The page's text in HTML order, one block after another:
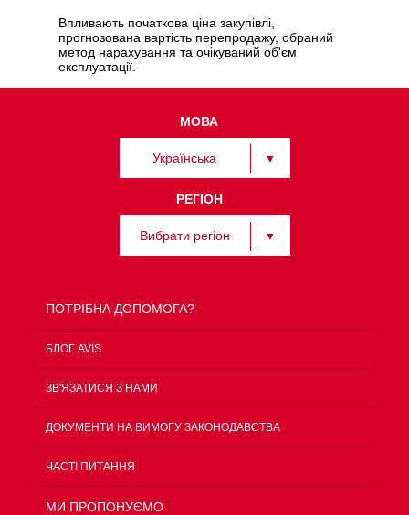
Впливають початкова ціна закупівлі,
прогнозована вартість перепродажу, обраний
метод нарахування та очікуваний об'єм
експлуатації.
МОВА
Українська
РЕГІОН
Вибрати регіон
ПОТРІБНА ДОПОМОГА?
БЛОГ AVIS
ЗВ'ЯЗАТИСЯ З НАМИ
ДОКУМЕНТИ НА ВИМОГУ ЗАКОНОДАВСТВА
ЧАСТІ ПИТАННЯ
МИ ПРОПОНУЄМО